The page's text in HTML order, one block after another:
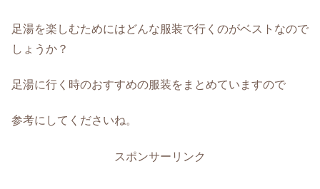
足湯を楽しむためにはどんな服装で行くのがベストなので
しょうか？
足湯に行く時のおすすめの服装をまとめていますので
参考にしてくださいね。
スポンサーリンク